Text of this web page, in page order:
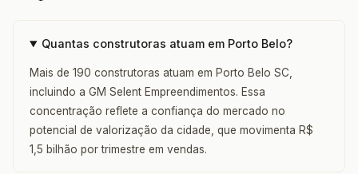
Quantas construtoras atuam em Porto Belo?
Mais de 190 construtoras atuam em Porto Belo SC,
incluindo a GM Selent Empreendimentos. Essa
concentração reflete a confiança do mercado no
potencial de valorização da cidade, que movimenta R$
1,5 bilhão por trimestre em vendas.